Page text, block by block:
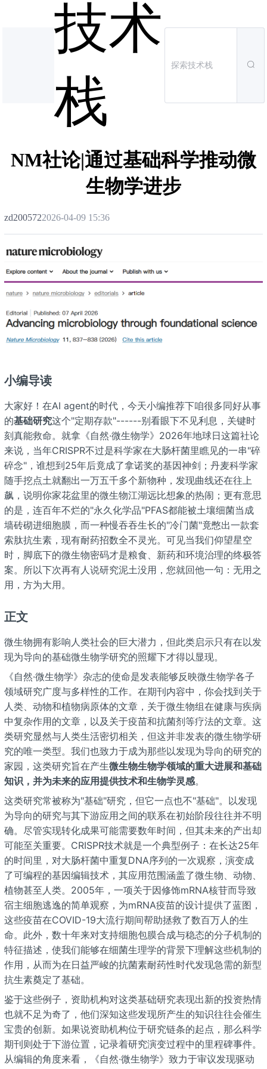
技术
栈
NM社论|通过基础科学推动微
生物学进步
zd2005722026-04-09 15:36
小编导读
大家好！在AI agent的时代，今天小编推荐下咱很多同好从事
的基础研究这个"定期存款"------别看眼下不见利息，关键时
刻真能救命。就拿《自然·微生物学》2026年地球日这篇社论
来说，当年CRISPR不过是科学家在大肠杆菌里瞧见的一串"碎
碎念"，谁想到25年后竟成了拿诺奖的基因神剑；丹麦科学家
随手挖点土就翻出一万五千多个新物种，发现曲线还在往上
飙，说明你家花盆里的微生物江湖远比想象的热闹；更有意思
的是，连百年不烂的"永久化学品"PFAS都能被土壤细菌当成
墙砖砌进细胞膜，而一种慢吞吞生长的"冷门菌"竟憋出一款套
索肽抗生素，现有耐药招数全不灵光。可见当我们仰望星空
时，脚底下的微生物密码才是粮食、新药和环境治理的终极答
案。所以下次再有人说研究泥土没用，您就回他一句：无用之
用，方为大用。
正文
微生物拥有影响人类社会的巨大潜力，但此类启示只有在以发
现为导向的基础微生物学研究的照耀下才得以显现。
《自然·微生物学》杂志的使命是发表能够反映微生物学各子
领域研究广度与多样性的工作。在期刊内容中，你会找到关于
人类、动物和植物病原体的文章，关于微生物组在健康与疾病
中复杂作用的文章，以及关于疫苗和抗菌剂等疗法的文章。这
类研究显然与人类生活密切相关，但这并非发表的微生物学研
究的唯一类型。我们也致力于成为那些以发现为导向的研究的
家园，这类研究旨在产生微生物生物学领域的重大进展和基础
知识，并为未来的应用提供技术和生物学灵感。
这类研究常被称为"基础"研究，但它一点也不"基础"。以发现
为导向的研究与其下游应用之间的联系在初始阶段往往并不明
确。尽管实现转化成果可能需要数年时间，但其未来的产出却
可能至关重要。CRISPR技术就是一个典型例子：在长达25年
的时间里，对大肠杆菌中重复DNA序列的一次观察，演变成
了可编程的基因编辑技术，其应用范围涵盖了微生物、动物、
植物甚至人类。2005年，一项关于因修饰mRNA核苷而导致
宿主细胞逃逸的简单观察，为mRNA疫苗的设计提供了蓝图，
这些疫苗在COVID-19大流行期间帮助拯救了数百万人的生
命。此外，数十年来对支持细胞包膜合成与稳态的分子机制的
特征描述，使我们能够在细菌生理学的背景下理解这些机制的
作用，从而为在日益严峻的抗菌素耐药性时代发现急需的新型
抗生素奠定了基础。
鉴于这些例子，资助机构对这类基础研究表现出新的投资热情
也就不足为奇了，他们深知这些发现所产生的知识往往会催生
宝贵的创新。如果说资助机构位于研究链条的起点，那么科学
期刊则处于下游位置，记录着研究演变过程中的里程碑事件。
从编辑的角度来看，《自然·微生物学》致力于审议发现驱动